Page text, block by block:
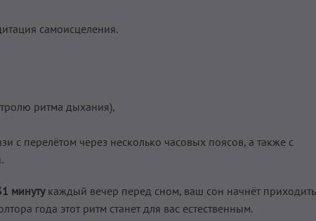
самоисцеления.
ритма дыхания),
с перелётом через несколько часовых поясов, а также с
минутукаждый вечер перед сном, ваш сон начнёт приходить
года этот ритм станет для вас естественным.